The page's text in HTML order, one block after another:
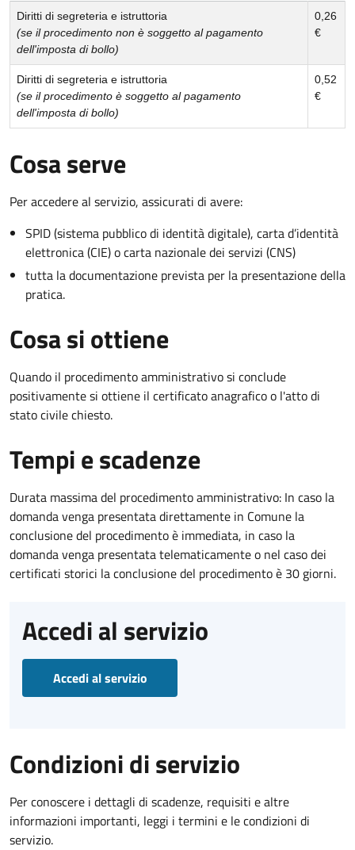
Diritti di segreteria e istruttoria
(se il procedimento non è soggetto al pagamento
dell'imposta di bollo)
0,26
€
Diritti di segreteria e istruttoria
(se il procedimento è soggetto al pagamento
dell'imposta di bollo)
0,52
€
Cosa serve
Per accedere al servizio, assicurati di avere:
SPID (sistema pubblico di identità digitale), carta d’identità
elettronica (CIE) o carta nazionale dei servizi (CNS)
tutta la documentazione prevista per la presentazione della
pratica.
Cosa si ottiene
Quando il procedimento amministrativo si conclude
positivamente si ottiene il certificato anagrafico o l'atto di
stato civile chiesto.
Tempi e scadenze
Durata massima del procedimento amministrativo: In caso la
domanda venga presentata direttamente in Comune la
conclusione del procedimento è immediata, in caso la
domanda venga presentata telematicamente o nel caso dei
certificati storici la conclusione del procedimento è 30 giorni.
Accedi al servizio
Accedi al servizio
Condizioni di servizio
Per conoscere i dettagli di scadenze, requisiti e altre
informazioni importanti, leggi i termini e le condizioni di
servizio.